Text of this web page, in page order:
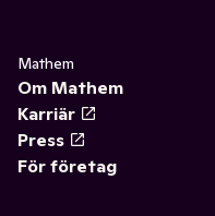
Mathem
Om Mathem
Karriär
Press
För företag